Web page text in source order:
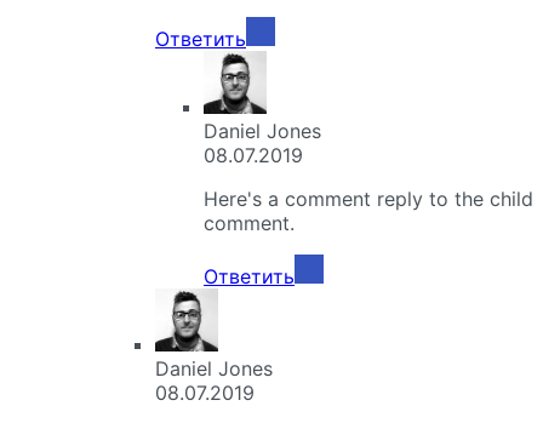
Ответить
Daniel Jones
08.07.2019
Here's a comment reply to the child
comment.
Ответить
Daniel Jones
08.07.2019